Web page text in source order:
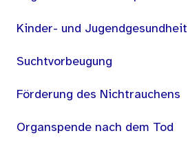
Kinder- und Jugendgesundheit
Suchtvorbeugung
Förderung des Nichtrauchens
Organspende nach dem Tod